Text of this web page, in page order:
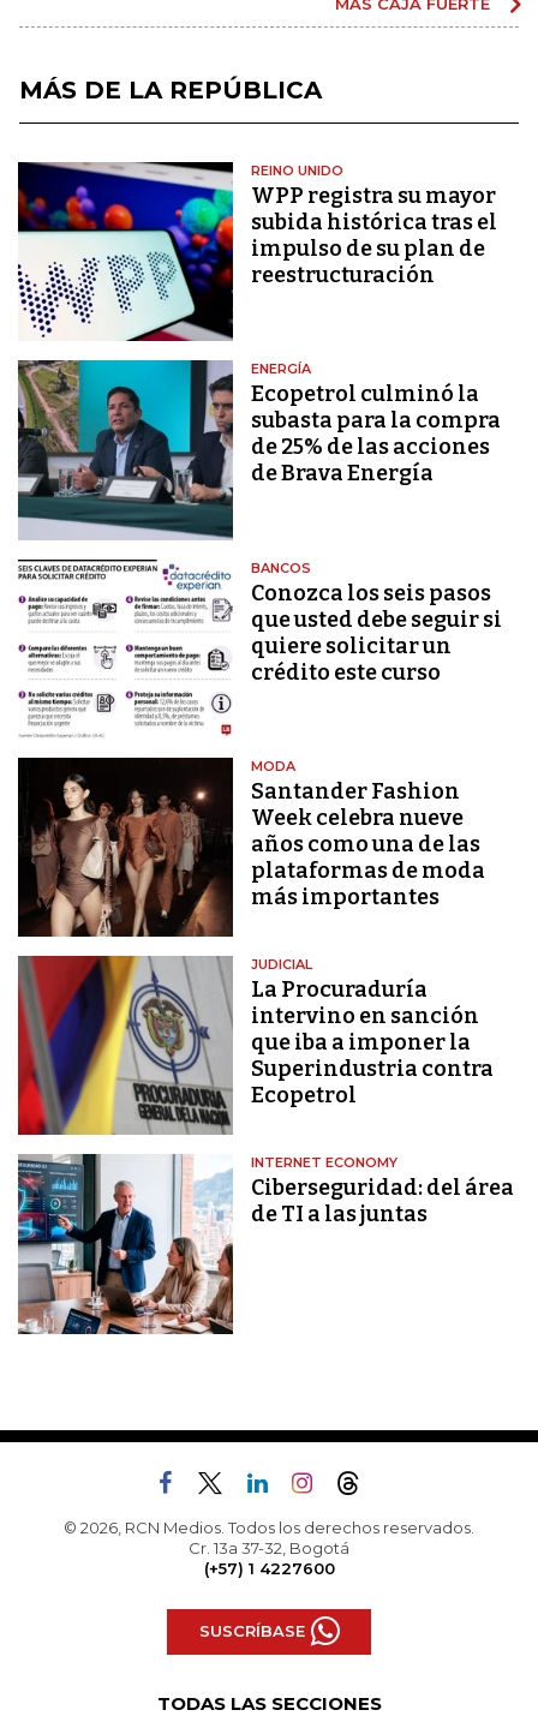
MÁS DE LA REPÚBLICA
REINO UNIDO
WPP registra su mayor
subida histórica tras el
impulso de su plan de
reestructuración
ENERGÍA
Ecopetrol culminó la
subasta para la compra
de 25% de las acciones
de Brava Energía
BANCOS
Conozca los seis pasos
que usted debe seguir si
quiere solicitar un
crédito este curso
MODA
Santander Fashion
Week celebra nueve
años como una de las
plataformas de moda
más importantes
JUDICIAL
La Procuraduría
intervino en sanción
que iba a imponer la
Superindustria contra
Ecopetrol
INTERNET ECONOMY
Ciberseguridad: del área
de TI a las juntas
© 2026, RCN Medios. Todos los derechos reservados.
Cr. 13a 37-32, Bogotá
(+57) 1 4227600
SUSCRÍBASE
TODAS LAS SECCIONES